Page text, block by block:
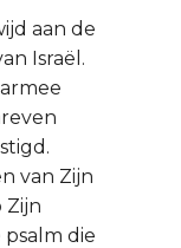
aan de
Israël.
van Zijn
Zijn
die